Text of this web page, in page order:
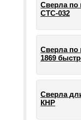
Сверла по
СТС-032
Сверла по
1869
Сверла
КНР